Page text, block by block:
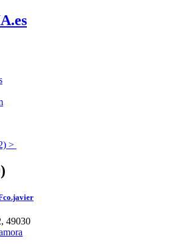
.es
>
49030